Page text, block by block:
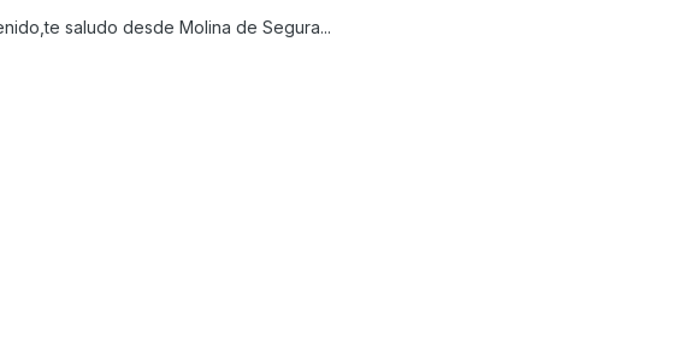
saludo desde Molina de Segura...